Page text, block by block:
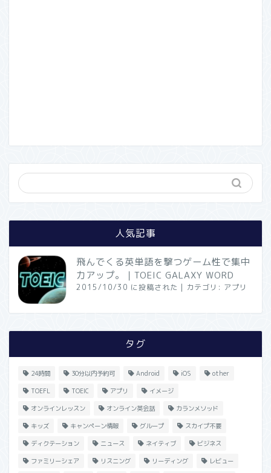
人気記事
飛んでくる英単語を撃つゲーム性で集中
力アップ。｜TOEIC GALAXY WORD
2015/10/30 に投稿された | カテゴリ: アプリ
タグ
24時間 30分以内予約可 Android iOS other
TOEFL TOEIC アプリ イメージ
オンラインレッスン オンライン英会話 カランメソッド
キッズ キャンペーン情報 グループ スカイプ不要
ディクテーション ニュース ネイティブ ビジネス
ファミリーシェア リスニング リーディング レビュー